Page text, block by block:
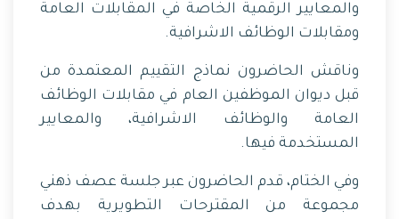
والمعايير الرقمية الخاصة في المقابلات العامة
ومقابلات الوظائف الاشرافية.
وناقش الحاضرون نماذج التقييم المعتمدة من
قبل ديوان الموظفين العام في مقابلات الوظائف
العامة والوظائف الاشرافية، والمعايير
المستخدمة فيها.
وفي الختام، قدم الحاضرون عبر جلسة عصف ذهني
مجموعة من المقترحات التطويرية بهدف